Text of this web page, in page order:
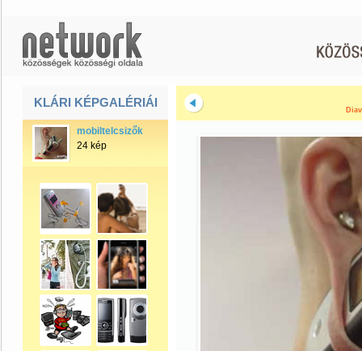
KLÁRI KÉPGALÉRIÁI
mobiltelcsizők
24 kép